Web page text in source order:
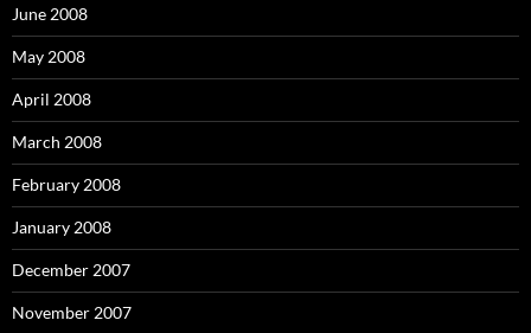
June 2008
May 2008
April 2008
March 2008
February 2008
January 2008
December 2007
November 2007